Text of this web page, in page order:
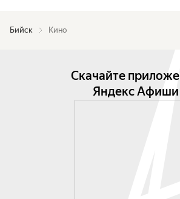
Бийск Кино
Скачайте
Яндекс Афиши